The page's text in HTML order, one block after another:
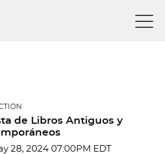
de Libros Antiguos y
28, 2024 07:00PM EDT